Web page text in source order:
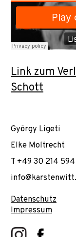
Link zum
Schott
György Ligeti
Elke Moltrecht
T +49 30 214
Datenschutz
Impressum